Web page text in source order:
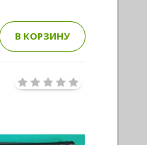
В КОРЗИНУ